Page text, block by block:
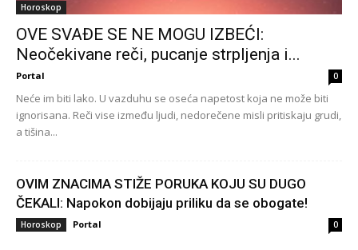
Horoskop
OVE SVAĐE SE NE MOGU IZBEĆI:
Neočekivane reči, pucanje strpljenja i...
Portal 0
Neće im biti lako. U vazduhu se oseća napetost koja ne može biti
ignorisana. Reči vise između ljudi, nedorečene misli pritiskaju grudi,
a tišina...
OVIM ZNACIMA STIŽE PORUKA KOJU SU DUGO
ČEKALI: Napokon dobijaju priliku da se obogate!
Horoskop Portal 0